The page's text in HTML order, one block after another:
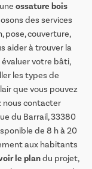
ossature bois
des services
pose, couverture,
aider à trouver la
évaluer votre bâti,
les types de
que vous pouvez
nous contacter
du Barrail, 33380
de 8 h à 20
aux habitants
le plandu projet,